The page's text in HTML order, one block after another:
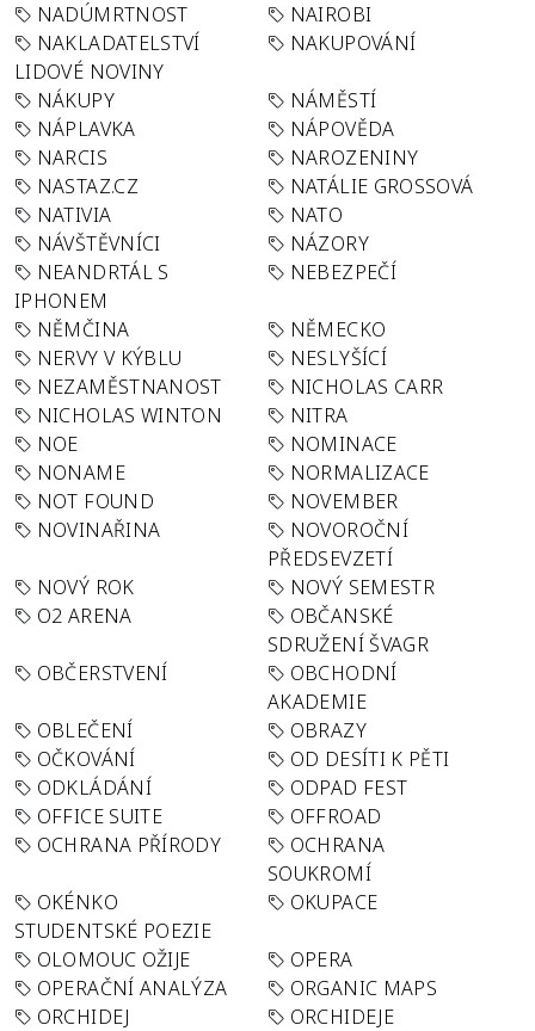
NADÚMRTNOST
NAIROBI
NAKLADATELSTVÍ
LIDOVÉ NOVINY
NAKUPOVÁNÍ
NÁKUPY
NÁMĚSTÍ
NÁPLAVKA
NÁPOVĚDA
NARCIS
NAROZENINY
NASTAZ.CZ
NATÁLIE GROSSOVÁ
NATIVIA
NATO
NÁVŠTĚVNÍCI
NÁZORY
NEANDRTÁL S
IPHONEM
NEBEZPEČÍ
NĚMČINA
NĚMECKO
NERVY V KÝBLU
NESLYŠÍCÍ
NEZAMĚSTNANOST
NICHOLAS CARR
NICHOLAS WINTON
NITRA
NOE
NOMINACE
NONAME
NORMALIZACE
NOT FOUND
NOVEMBER
NOVINAŘINA
NOVOROČNÍ
PŘEDSEVZETÍ
NOVÝ ROK
NOVÝ SEMESTR
O2 ARENA
OBČANSKÉ
SDRUŽENÍ ŠVAGR
OBČERSTVENÍ
OBCHODNÍ
AKADEMIE
OBLEČENÍ
OBRAZY
OČKOVÁNÍ
OD DESÍTI K PĚTI
ODKLÁDÁNÍ
ODPAD FEST
OFFICE SUITE
OFFROAD
OCHRANA PŘÍRODY
OCHRANA
SOUKROMÍ
OKÉNKO
STUDENTSKÉ POEZIE
OKUPACE
OLOMOUC OŽIJE
OPERA
OPERAČNÍ ANALÝZA
ORGANIC MAPS
ORCHIDEJ
ORCHIDEJE